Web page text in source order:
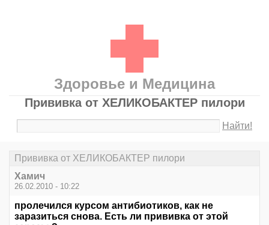
Здоровье и Медицина
Прививка от ХЕЛИКОБАКТЕР пилори
Найти!
Прививка от ХЕЛИКОБАКТЕР пилори
Хамич
26.02.2010 - 10:22
пролечился курсом антибиотиков, как не
заразиться снова. Есть ли прививка от этой